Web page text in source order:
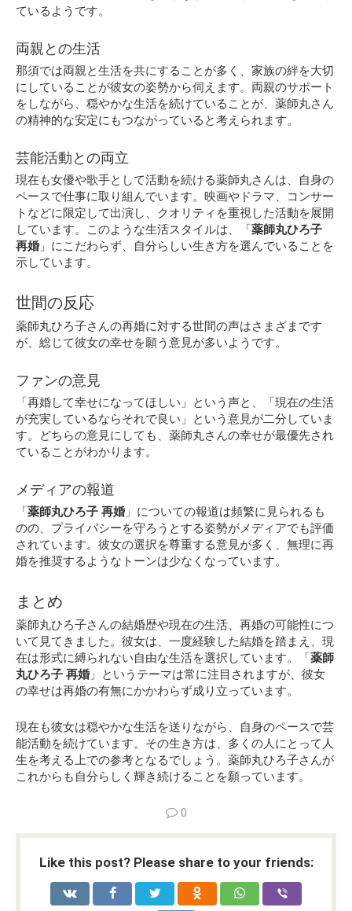
ているようです。
両親との生活
那須では両親と生活を共にすることが多く、家族の絆を大切
にしていることが彼女の姿勢から伺えます。両親のサポート
をしながら、穏やかな生活を続けていることが、薬師丸さん
の精神的な安定にもつながっていると考えられます。
芸能活動との両立
現在も女優や歌手として活動を続ける薬師丸さんは、自身の
ペースで仕事に取り組んでいます。映画やドラマ、コンサー
トなどに限定して出演し、クオリティを重視した活動を展開
しています。このような生活スタイルは、「 薬師丸ひろ子
再婚 」にこだわらず、自分らしい生き方を選んでいることを
示しています。
世間の反応
薬師丸ひろ子さんの再婚に対する世間の声はさまざまです
が、総じて彼女の幸せを願う意見が多いようです。
ファンの意見
「再婚して幸せになってほしい」という声と、「現在の生活
が充実しているならそれで良い」という意見が二分していま
す。どちらの意見にしても、薬師丸さんの幸せが最優先され
ていることがわかります。
メディアの報道
「 薬師丸ひろ子 再婚 」についての報道は頻繁に見られるも
のの、プライバシーを守ろうとする姿勢がメディアでも評価
されています。彼女の選択を尊重する意見が多く、無理に再
婚を推奨するようなトーンは少なくなっています。
まとめ
薬師丸ひろ子さんの結婚歴や現在の生活、再婚の可能性につ
いて見てきました。彼女は、一度経験した結婚を踏まえ、現
在は形式に縛られない自由な生活を選択しています。「 薬師
丸ひろ子 再婚 」というテーマは常に注目されますが、彼女
の幸せは再婚の有無にかかわらず成り立っています。
現在も彼女は穏やかな生活を送りながら、自身のペースで芸
能活動を続けています。その生き方は、多くの人にとって人
生を考える上での参考となるでしょう。薬師丸ひろ子さんが
これからも自分らしく輝き続けることを願っています。
0
Like this post? Please share to your friends: